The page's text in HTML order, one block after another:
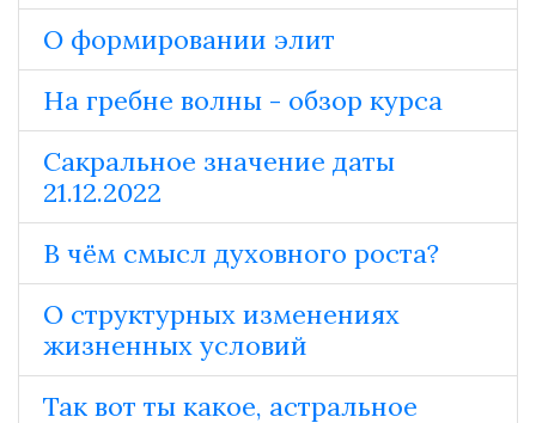
О формировании элит
На гребне волны - обзор курса
Сакральное значение даты
21.12.2022
В чём смысл духовного роста?
О структурных изменениях
жизненных условий
Так вот ты какое, астральное